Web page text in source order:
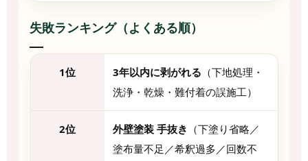
失敗ランキング（よくある順）
1位 3年以内に剥がれる （下地処理・
洗浄・乾燥・難付着の誤施工）
2位 外壁塗装 手抜き （下塗り省略／
塗布量不足／希釈過多／回数不